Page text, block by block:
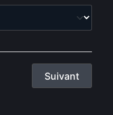
Suivant